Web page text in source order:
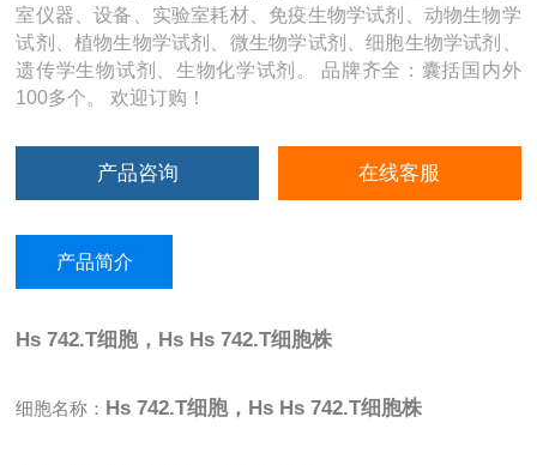
室仪器、设备、实验室耗材、免疫生物学试剂、动物生物学
试剂、植物生物学试剂、微生物学试剂、细胞生物学试剂、
遗传学生物试剂、生物化学试剂。 品牌齐全：囊括国内外
100多个。 欢迎订购！
产品咨询 在线客服
产品简介
Hs 742.T细胞，Hs Hs 742.T细胞株
细胞名称： Hs 742.T细胞，Hs Hs 742.T细胞株